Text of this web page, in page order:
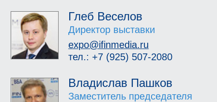
Глеб Веселов
Директор выставки
expo@ifinmedia.ru
тел.: +7 (925) 507-2080
Владислав Пашков
Заместитель председателя